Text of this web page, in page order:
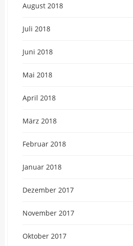
August 2018
Juli 2018
Juni 2018
Mai 2018
April 2018
März 2018
Februar 2018
Januar 2018
Dezember 2017
November 2017
Oktober 2017